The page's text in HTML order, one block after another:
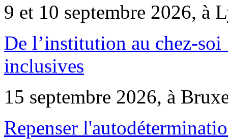
9 et 10 septembre 2026, à
De l’institution au chez-
inclusives
15 septembre 2026, à
Repenser